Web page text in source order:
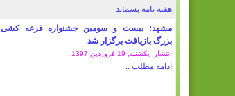
هفته نامه پسماند
مشهد: بیست و سومین جشنواره قرعه کشی
بزرگ بازیافت برگزار شد
انتشار: یکشنبه, 19 فروردين 1397
ادامه مطلب ..